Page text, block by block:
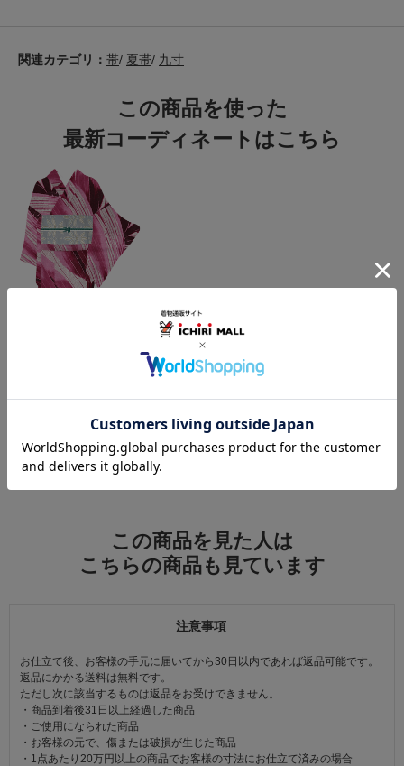
関連カテゴリ： 帯/ 夏帯/ 九寸
この商品を使った
最新コーディネートはこちら
この商品をコーデする
すべてのコーディネートを見る
この商品を見た人は
こちらの商品も見ています
注意事項
お仕立て後、お客様の手元に届いてから30日以内であれば返品可能です。
返品にかかる送料は無料です。
ただし次に該当するものは返品をお受けできません。
・商品到着後31日以上経過した商品
・ご使用になられた商品
・お客様の元で、傷または破損が生じた商品
・1点あたり20万円以上の商品でお客様の寸法にお仕立て済みの場合